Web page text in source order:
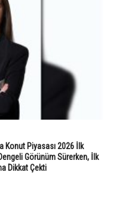
Konut Piyasası 2026 İlk
Görünüm Sürerken, İlk
Dikkat Çekti